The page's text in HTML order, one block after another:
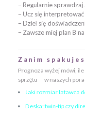
– Regularnie
– Ucz się
– Dziel się
– Zawsze miej plan B
Zanim
Prognoza wyżej mówi, ile
sprzętu — w naszych
Jaki rozmiar latawca
Deska: twin-tip czy